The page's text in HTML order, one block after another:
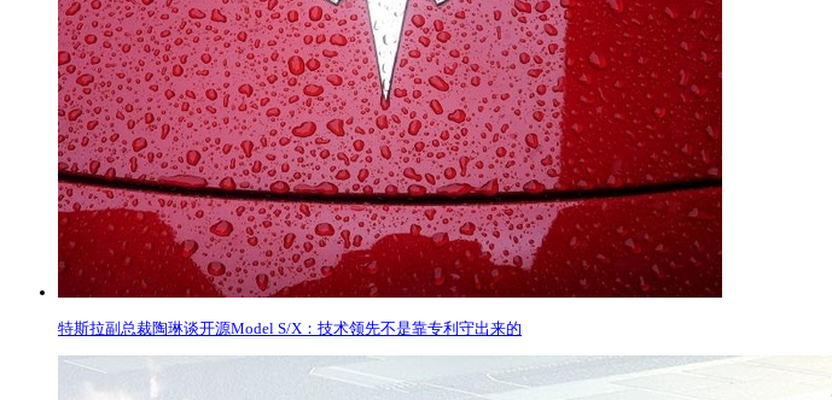
特斯拉副总裁陶琳谈开源Model S/X：技术领先不是靠专利守出来的